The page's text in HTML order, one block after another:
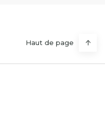
Haut de page